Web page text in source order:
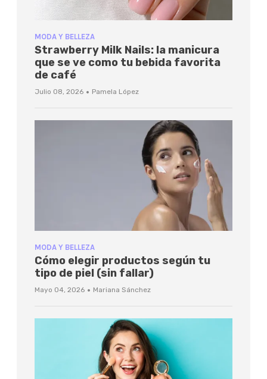
MODA Y BELLEZA
Strawberry Milk Nails: la manicura
que se ve como tu bebida favorita
de café
Julio 08, 2026 · Pamela López
MODA Y BELLEZA
Cómo elegir productos según tu
tipo de piel (sin fallar)
Mayo 04, 2026 · Mariana Sánchez